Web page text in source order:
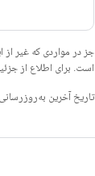
جز در مواردی که غیر
است. برای اطلاع از
تاریخ آخرین به‌روزرسانی 2026-02-18 به‌وقت ساعت هماهنگ جهانی.